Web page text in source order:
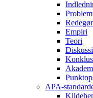
Empiri
Teori
APA-